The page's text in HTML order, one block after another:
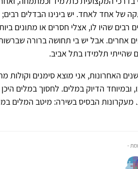
של אחד לאחד. יש בינינו הבדלים רבים;
רבים שהיו לו, אצלי חסרים או מתונים
אחרים. אבל יש בי תחושה ברורה
שהייתי תלמידו בתל אביב.
האחרונות, אני מוצא סימנים וקולות
הדיוק במלים. לחסוך במלים היכן
מעקרונות הבסיס בשירה: מיטב המלים
-